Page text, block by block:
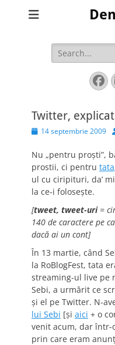
Search
for:
Twitter,
Posted14 septembrie 2009
Nu „pentru proşti”,
prostii, ci pentru tata
ul cu ciripituri, da’
la ce-i foloseşte.
[tweet, tweet-uri=
140 de caractere pe
dacă ai un cont]
În 13 martie, când
la RoBlogFest, tata
streaming-ul live pe
Sebi, a urmărit ce
şi el pe Twitter. N-
lui Sebi [şi aici + o
venit acum, dar într-
prin care eram